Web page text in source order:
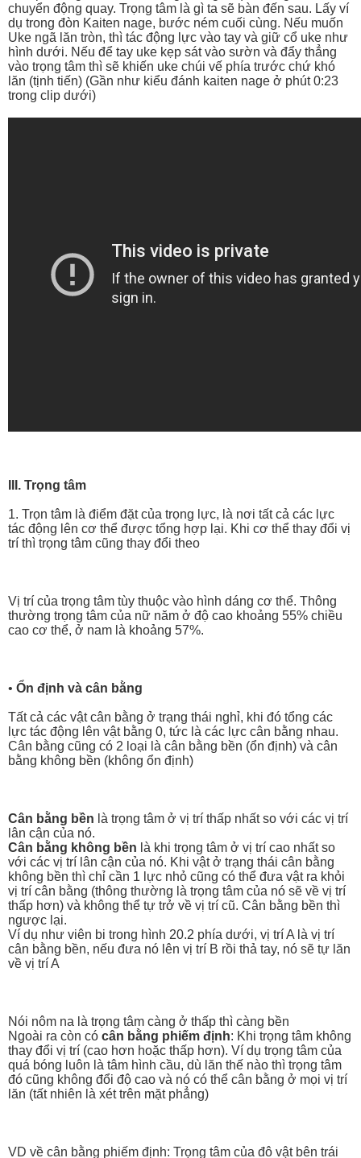
chuyển động quay. Trọng tâm là gì ta sẽ bàn đến sau. Lấy ví
dụ trong đòn Kaiten nage, bước ném cuối cùng. Nếu muốn
Uke ngã lăn tròn, thì tác động lực vào tay và giữ cổ uke như
hình dưới. Nếu để tay uke kẹp sát vào sườn và đẩy thẳng
vào trọng tâm thì sẽ khiến uke chúi vế phía trước chứ khó
lăn (tịnh tiến) (Gần như kiểu đánh kaiten nage ở phút 0:23
trong clip dưới)
III. Trọng tâm
1. Trọn tâm là điểm đặt của trọng lực, là nơi tất cả các lực
tác động lên cơ thể được tổng hợp lại. Khi cơ thể thay đổi vị
trí thì trọng tâm cũng thay đổi theo
Vị trí của trọng tâm tùy thuộc vào hình dáng cơ thể. Thông
thường trọng tâm của nữ năm ở độ cao khoảng 55% chiều
cao cơ thể, ở nam là khoảng 57%.
• Ổn định và cân bằng
Tất cả các vật cân bằng ở trạng thái nghỉ, khi đó tổng các
lực tác động lên vật bằng 0, tức là các lực cân bằng nhau.
Cân bằng cũng có 2 loại là cân bằng bền (ổn định) và cân
bằng không bền (không ổn định)
Cân bằng bền là trọng tâm ở vị trí thấp nhất so với các vị trí
lân cận của nó.
Cân bằng không bền là khi trọng tâm ở vị trí cao nhất so
với các vị trí lân cận của nó. Khi vật ở trạng thái cân bằng
không bền thì chỉ cần 1 lực nhỏ cũng có thể đưa vật ra khỏi
vị trí cân bằng (thông thường là trọng tâm của nó sẽ về vị trí
thấp hơn) và không thể tự trở về vị trí cũ. Cân bằng bền thì
ngược lại.
Ví dụ như viên bi trong hình 20.2 phía dưới, vị trí A là vị trí
cân bằng bền, nếu đưa nó lên vị trí B rồi thả tay, nó sẽ tự lăn
về vị trí A
Nói nôm na là trọng tâm càng ở thấp thì càng bền
Ngoài ra còn có cân bằng phiếm định: Khi trọng tâm không
thay đổi vị trí (cao hơn hoặc thấp hơn). Ví dụ trọng tâm của
quá bóng luôn là tâm hình cầu, dù lăn thế nào thì trọng tâm
đó cũng không đổi độ cao và nó có thể cân bằng ở mọi vị trí
lăn (tất nhiên là xét trên mặt phẳng)
VD về cân bằng phiếm định: Trọng tâm của đô vật bên trái